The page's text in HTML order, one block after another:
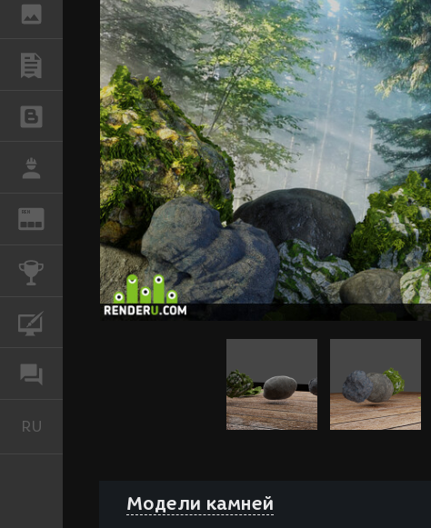
ГАЛЕРЕЯ
ПУБЛИКАЦИИ
БЛОГИ
РАБОТА
REN ЖУРНАЛ
КОНКУРСЫ
RU
Модели камней